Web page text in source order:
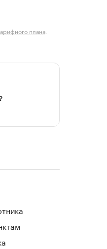
плана.